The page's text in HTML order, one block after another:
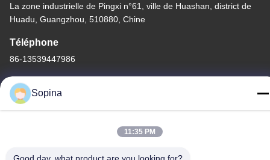
La zone industrielle de Pingxi n°61, ville de Huashan, district de
Huadu, Guangzhou, 510880, Chine
Téléphone
86-13539447986
Bonne qualité de la Chine moteur pas à pas hybride Fournisseur.
Sopina
11:35 PM